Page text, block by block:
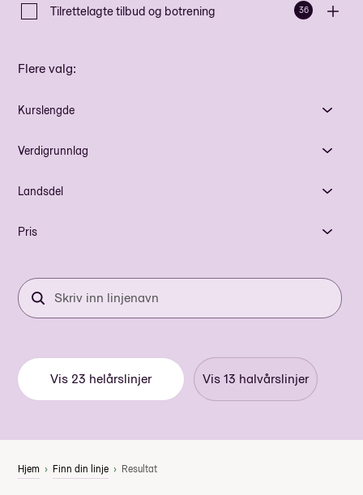
Tilrettelagte tilbud og botrening 36
Flere valg:
Kurslengde
Verdigrunnlag
Landsdel
Pris
Skriv
inn
linjenavn
Vis 23 helårslinjer Vis13 halvårslinjer
Hjem Finn din linje Resultat